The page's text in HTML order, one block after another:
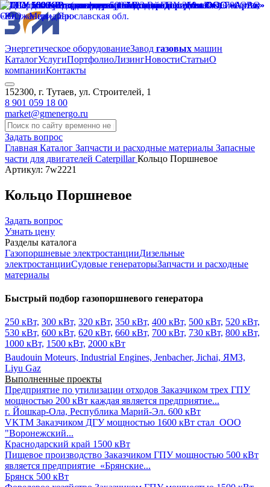
Энергетическое оборудованиеЗавод газовых машин
КаталогУслугиПортфолиоЛизингНовостиСтатьиО
компанииКонтакты
152300, г. Тутаев, ул. Строителей, 1
8 901 059 18 00
market@gmenergo.ru
Задать вопрос
Главная Каталог Запчасти и расходные материалы Запасные
части для двигателей CaterpillarКольцо Поршневое
Артикул: 7w2221
Кольцо Поршневое
Задать вопрос
Узнать цену
Разделы каталога
Газопоршневые электростанцииДизельные
электростанцииСудовые генераторыЗапчасти и расходные
материалы
Быстрый подбор газопоршневого генератора
250 кВт, 300 кВт, 320 кВт, 350 кВт, 400 кВт, 500 кВт, 520 кВт,
530 кВт, 600 кВт, 620 кВт, 660 кВт, 700 кВт, 730 кВт, 800 кВт,
1000 кВт, 1500 кВт, 2000 кВт
Baudouin Moteurs, Industrial Engines, Jenbacher, Jichai, ЯМЗ,
Liyu Gaz
Выполненные проекты
Предприятие по утилизации отходов Заказчиком трех ГПУ
мощностью 200 кВт каждая является предприятие...
г. Йошкар-Ола, Республика Марий-Эл. 600 кВт
VKTM Заказчиком ДГУ мощностью 1600 кВт стал ООО
"Воронежский...
Краснодарский край 1500 кВт
Пищевое производство Заказчиком ГПУ мощностью 500 кВт
является предприятие «Брянские...
Брянск 500 кВт